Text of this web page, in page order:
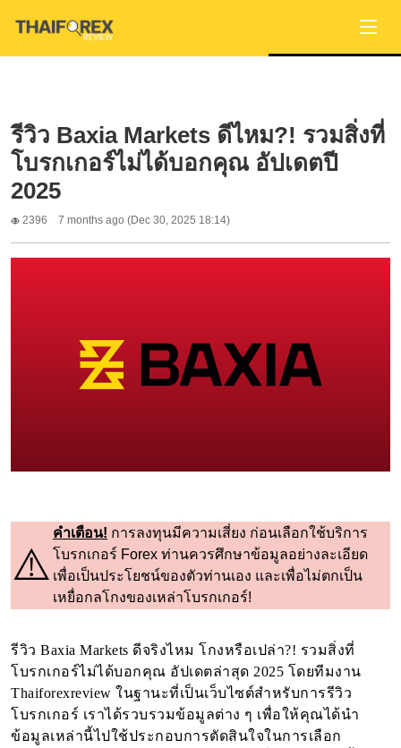
รีวิว Baxia Markets ดีไหม?! รวมสิ่งที่
โบรกเกอร์ไม่ได้บอกคุณ อัปเดตปี
2025
2396 7 months ago (Dec 30, 2025 18:14)
⚠️
คำเตือน! การลงทุนมีความเสี่ยง ก่อนเลือกใช้บริการ
โบรกเกอร์ Forex ท่านควรศึกษาข้อมูลอย่างละเอียด
เพื่อเป็นประโยชน์ของตัวท่านเอง และเพื่อไม่ตกเป็น
เหยื่อกลโกงของเหล่าโบรกเกอร์!
รีวิว Baxia Markets ดีจริงไหม โกงหรือเปล่า?! รวมสิ่งที่
โบรกเกอร์ไม่ได้บอกคุณ อัปเดตล่าสุด 2025 โดยทีมงาน
Thaiforexreview ในฐานะที่เป็นเว็บไซต์สำหรับการรีวิว
โบรกเกอร์ เราได้รวบรวมข้อมูลต่าง ๆ เพื่อให้คุณได้นำ
ข้อมูลเหล่านี้ไปใช้ประกอบการตัดสินใจในการเลือก